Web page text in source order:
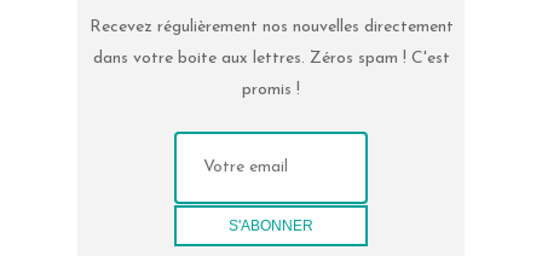
Recevez régulièrement nos nouvelles directement
dans votre boite aux lettres. Zéros spam ! C'est
promis !